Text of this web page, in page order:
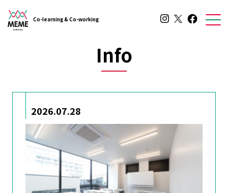
Co-learning & Co-working
Info
2026.07.28